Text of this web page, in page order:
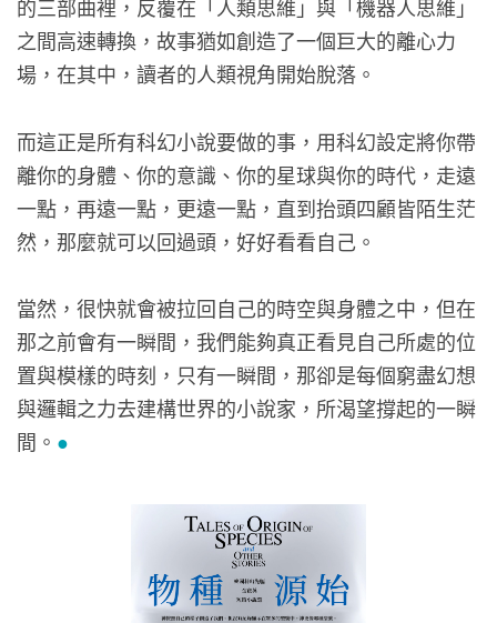
的三部曲裡，反覆在「人類思維」與「機器人思維」
之間高速轉換，故事猶如創造了一個巨大的離心力
場，在其中，讀者的人類視角開始脫落。
而這正是所有科幻小說要做的事，用科幻設定將你帶
離你的身體、你的意識、你的星球與你的時代，走遠
一點，再遠一點，更遠一點，直到抬頭四顧皆陌生茫
然，那麼就可以回過頭，好好看看自己。
當然，很快就會被拉回自己的時空與身體之中，但在
那之前會有一瞬間，我們能夠真正看見自己所處的位
置與模樣的時刻，只有一瞬間，那卻是每個窮盡幻想
與邏輯之力去建構世界的小說家，所渴望撐起的一瞬
間。 ●